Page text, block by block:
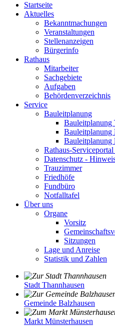
Startseite
Aktuelles
Bekanntmachungen
Veranstaltungen
Stellenanzeigen
Bürgerinfo
Rathaus
Mitarbeiter
Sachgebiete
Aufgaben
Behördenverzeichnis
Service
Bauleitplanung
Bauleitplanung
Bauleitplanung
Bauleitplanung
Rathaus-
Datenschutz -
Trauzimmer
Friedhöfe
Fundbüro
Notfalltafel
Über uns
Organe
Vorsitz
Sitzungen
Lage und Anreise
Statistik und Zahlen
Stadt Thannhausen
Gemeinde Balzhausen
Markt Münsterhausen